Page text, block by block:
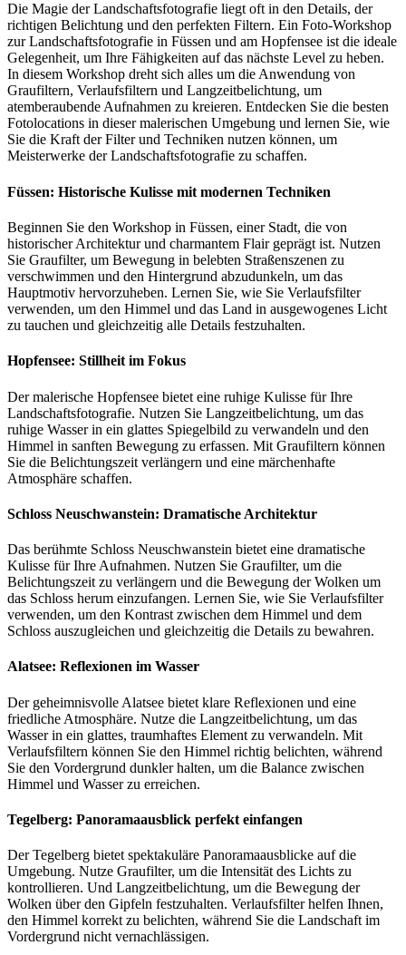
Die Magie der Landschaftsfotografie liegt oft in den Details, der
richtigen Belichtung und den perfekten Filtern. Ein Foto-Workshop
zur Landschaftsfotografie in Füssen und am Hopfensee ist die ideale
Gelegenheit, um Ihre Fähigkeiten auf das nächste Level zu heben.
In diesem Workshop dreht sich alles um die Anwendung von
Graufiltern, Verlaufsfiltern und Langzeitbelichtung, um
atemberaubende Aufnahmen zu kreieren. Entdecken Sie die besten
Fotolocations in dieser malerischen Umgebung und lernen Sie, wie
Sie die Kraft der Filter und Techniken nutzen können, um
Meisterwerke der Landschaftsfotografie zu schaffen.
Füssen: Historische Kulisse mit modernen Techniken
Beginnen Sie den Workshop in Füssen, einer Stadt, die von
historischer Architektur und charmantem Flair geprägt ist. Nutzen
Sie Graufilter, um Bewegung in belebten Straßenszenen zu
verschwimmen und den Hintergrund abzudunkeln, um das
Hauptmotiv hervorzuheben. Lernen Sie, wie Sie Verlaufsfilter
verwenden, um den Himmel und das Land in ausgewogenes Licht
zu tauchen und gleichzeitig alle Details festzuhalten.
Hopfensee: Stillheit im Fokus
Der malerische Hopfensee bietet eine ruhige Kulisse für Ihre
Landschaftsfotografie. Nutzen Sie Langzeitbelichtung, um das
ruhige Wasser in ein glattes Spiegelbild zu verwandeln und den
Himmel in sanften Bewegung zu erfassen. Mit Graufiltern können
Sie die Belichtungszeit verlängern und eine märchenhafte
Atmosphäre schaffen.
Schloss Neuschwanstein: Dramatische Architektur
Das berühmte Schloss Neuschwanstein bietet eine dramatische
Kulisse für Ihre Aufnahmen. Nutzen Sie Graufilter, um die
Belichtungszeit zu verlängern und die Bewegung der Wolken um
das Schloss herum einzufangen. Lernen Sie, wie Sie Verlaufsfilter
verwenden, um den Kontrast zwischen dem Himmel und dem
Schloss auszugleichen und gleichzeitig die Details zu bewahren.
Alatsee: Reflexionen im Wasser
Der geheimnisvolle Alatsee bietet klare Reflexionen und eine
friedliche Atmosphäre. Nutze die Langzeitbelichtung, um das
Wasser in ein glattes, traumhaftes Element zu verwandeln. Mit
Verlaufsfiltern können Sie den Himmel richtig belichten, während
Sie den Vordergrund dunkler halten, um die Balance zwischen
Himmel und Wasser zu erreichen.
Tegelberg: Panoramaausblick perfekt einfangen
Der Tegelberg bietet spektakuläre Panoramaausblicke auf die
Umgebung. Nutze Graufilter, um die Intensität des Lichts zu
kontrollieren. Und Langzeitbelichtung, um die Bewegung der
Wolken über den Gipfeln festzuhalten. Verlaufsfilter helfen Ihnen,
den Himmel korrekt zu belichten, während Sie die Landschaft im
Vordergrund nicht vernachlässigen.